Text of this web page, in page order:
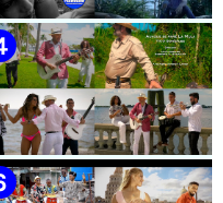
🟢 Pirro | ¨Vuelve a mi¨ |
Videoclip | Música Urbana
Cubana | Artistas Cubanos |
Canción | CUBA